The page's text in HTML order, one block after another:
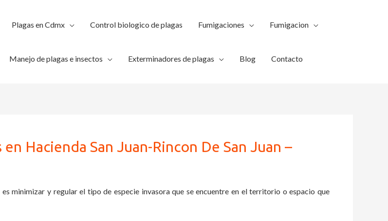
Plagas en Cdmx Control biologico de plagas Fumigaciones Fumigacion
Manejo de plagas e insectos Exterminadores de plagas Blog Contacto
Hacienda San Juan-Rincon De San Juan –
minimizar y regular el tipo de especie invasora que se encuentre en el territorio o espacio que